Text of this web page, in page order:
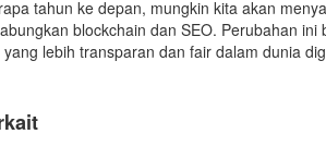
tahun ke depan, mungkin kita akan
blockchain dan SEO. Perubahan
lebih transparan dan fair dalam dunia